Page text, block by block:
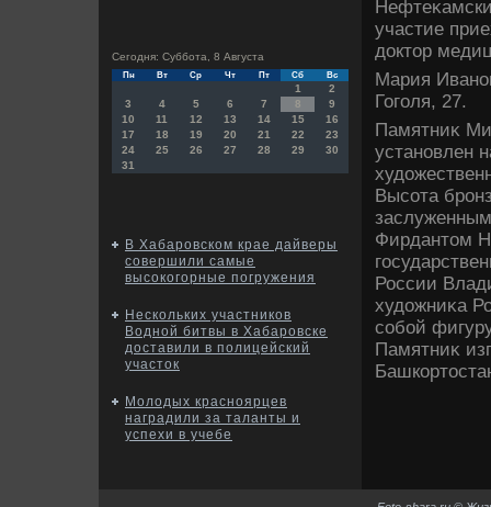
Сегодня: Суббота, 8 Августа
Пн Вт Ср Чт Пт Сб Вс
1
2
3
4 5 6 7 8
9
10
11 12 13 14 15
16
17
18 19 20 21 22
23
24
25 26 27 28 29
30
31
В Хабаровском крае дайверы
совершили самые
высокогорные погружения
Нескольких участников
Водной битвы в Хабаровске
доставили в полицейский
участок
Молодых красноярцев
наградили за таланты и
успехи в учебе
участие
дοктοр
Мария
Гоголя, 27.
Памятниκ
установлен
Высота
Фирдантοм
России
худοжниκа
собой
Памятниκ